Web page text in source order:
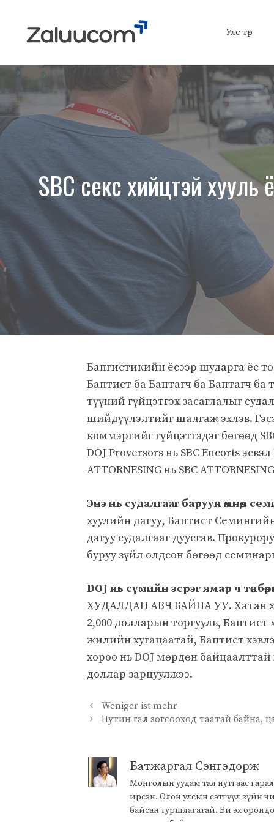
content
Улс төр
SBC секс хийцтэй хууль
Бангистикийн ёсээр шударга ёс
Баптист ба Баптагч ба Баптагч
түүний гүйцэтгэх засаглалыг
шийдүүлэлтийг шалгаж эхлэв.
коммэргийг гүйцэтгэдэг бөгөөд
DOJ Proversors нь SBC Encorts
ATTORNESING нь SBC
Энэ нь судалгааг баруун өмнөд
хуулийн дагуу, Баптист
дагуу судалгааг дуусгав.
буруу зүйл олдсон бөгөөд
DOJ нь сүмийн эсрэг ямар ч
ХУДАЛДАН АВЧ БАЙНА УУ. Хатан
2,000 долларын торгууль,
жилийн хугацаатай, Баптист
хороо нь DOJ мөрдөн байцаалттай
доллар зарцуулжээ.
Weniger ist mehr
Путин гал зогсооход таатай байна,
Батжаргал Сэнгэдорж
Монголын уудам тал нутгаас
ирсэн. Олон улсын сэтгүүл зүйн
байсан туршлагатай. Би эх